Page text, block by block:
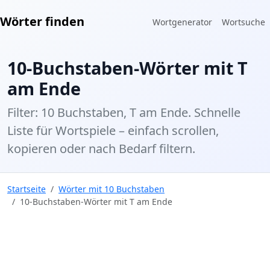
Wörter finden Wortgenerator Wortsuche
10-Buchstaben-Wörter mit T
am Ende
Filter: 10 Buchstaben, T am Ende. Schnelle
Liste für Wortspiele – einfach scrollen,
kopieren oder nach Bedarf filtern.
Startseite
Wörter mit 10 Buchstaben
10-Buchstaben-Wörter mit T am Ende